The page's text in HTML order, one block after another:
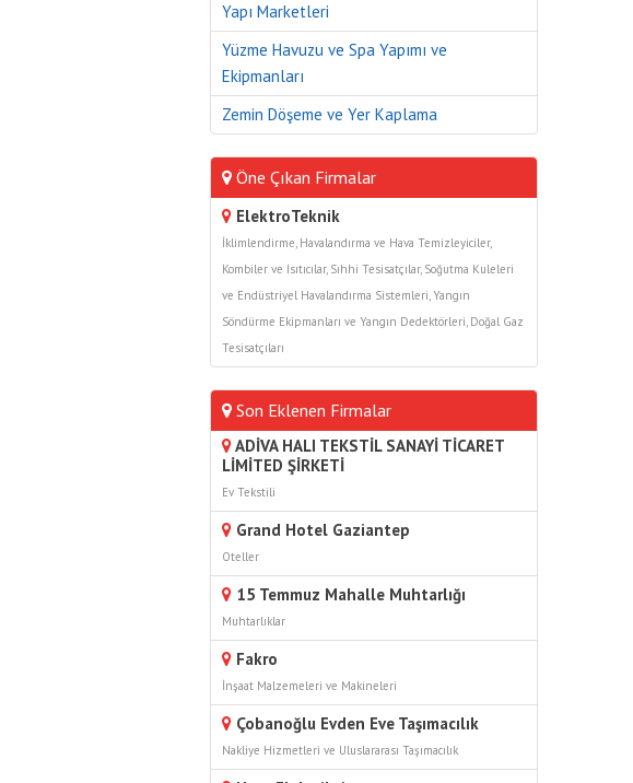
Yapı Marketleri
Yüzme Havuzu ve Spa Yapımı ve
Ekipmanları
Zemin Döşeme ve Yer Kaplama
Öne Çıkan Firmalar
ElektroTeknik
İklimlendirme, Havalandırma ve Hava Temizleyiciler,
Kombiler ve Isıtıcılar, Sıhhi Tesisatçılar, Soğutma Kuleleri
ve Endüstriyel Havalandırma Sistemleri,Yangın
Söndürme Ekipmanları ve Yangın Dedektörleri, Doğal Gaz
Tesisatçıları
Son Eklenen Firmalar
ADİVA HALI TEKSTİL SANAYİ TİCARET
LİMİTED ŞİRKETİ
Ev Tekstili
Grand Hotel Gaziantep
Oteller
15 Temmuz Mahalle Muhtarlığı
Muhtarlıklar
Fakro
İnşaat Malzemeleri ve Makineleri
Çobanoğlu Evden Eve Taşımacılık
Nakliye Hizmetleri ve Uluslararası Taşımacılık